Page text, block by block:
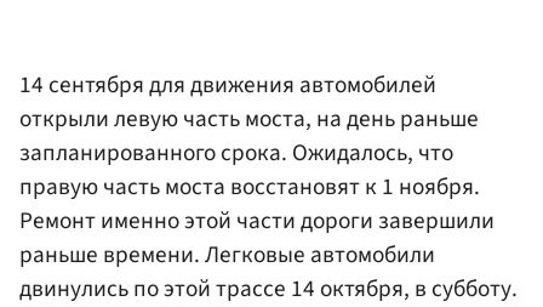
14 сентября для движения автомобилей
открыли левую часть моста, на день раньше
запланированного срока. Ожидалось, что
правую часть моста восстановят к 1 ноября.
Ремонт именно этой части дороги завершили
раньше времени. Легковые автомобили
двинулись по этой трассе 14 октября, в субботу.